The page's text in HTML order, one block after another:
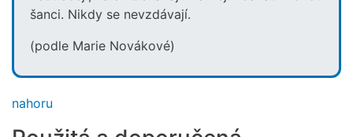
šanci. Nikdy se nevzdávají.
(podle Marie Novákové)
nahoru